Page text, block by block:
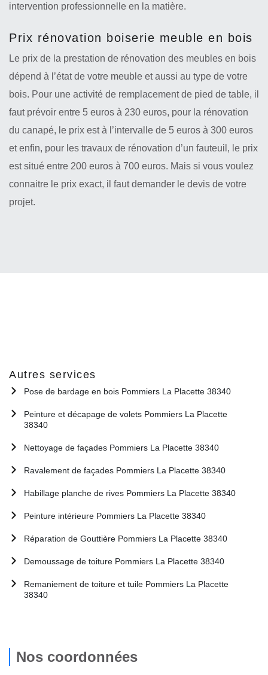
intervention professionnelle en la matière.
Prix rénovation boiserie meuble en bois
Le prix de la prestation de rénovation des meubles en bois
dépend à l’état de votre meuble et aussi au type de votre
bois. Pour une activité de remplacement de pied de table, il
faut prévoir entre 5 euros à 230 euros, pour la rénovation
du canapé, le prix est à l’intervalle de 5 euros à 300 euros
et enfin, pour les travaux de rénovation d’un fauteuil, le prix
est situé entre 200 euros à 700 euros. Mais si vous voulez
connaitre le prix exact, il faut demander le devis de votre
projet.
Autres services
Pose de bardage en bois Pommiers La Placette 38340
Peinture et décapage de volets Pommiers La Placette
38340
Nettoyage de façades Pommiers La Placette 38340
Ravalement de façades Pommiers La Placette 38340
Habillage planche de rives Pommiers La Placette 38340
Peinture intérieure Pommiers La Placette 38340
Réparation de Gouttière Pommiers La Placette 38340
Demoussage de toiture Pommiers La Placette 38340
Remaniement de toiture et tuile Pommiers La Placette
38340
Nos coordonnées